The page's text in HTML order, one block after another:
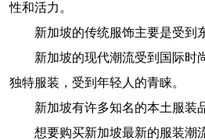
性和活力。
新加坡的传统服饰主要是受到
新加坡的现代潮流受到国际时
独特服装，受到年轻人的青睐。
新加坡有许多知名的本土服装
想要购买新加坡最新的服装潮